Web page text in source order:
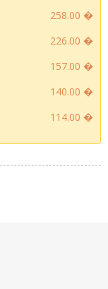
258.00 �
226.00 �
157.00 �
140.00 �
114.00 �